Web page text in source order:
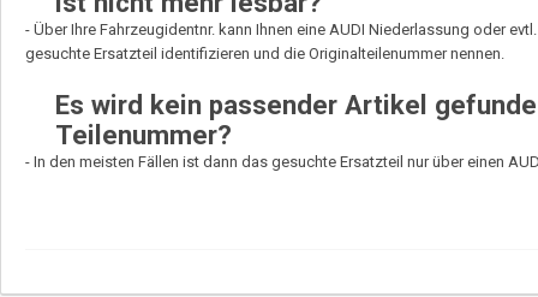
- Über Ihre Fahrzeugidentnr. kann Ihnen eine AUDI Niederlassung oder
gesuchte Ersatzteil identifizieren und die Originalteilenummer nennen.
Es wird kein passender Artikel
Teilenummer?
- In den meisten Fällen ist dann das gesuchte Ersatzteil nur über einen